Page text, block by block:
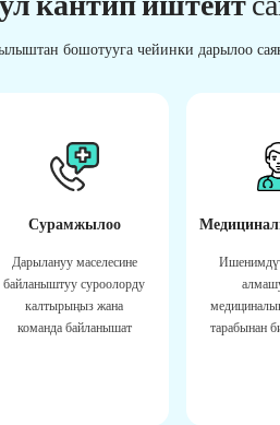
бошотууга чейинки дарылоо
Сурамжылоо
Дарылануу маселесине
байланыштуу суроолорду
калтырыңыз жана
команда байланышат
тарабынан